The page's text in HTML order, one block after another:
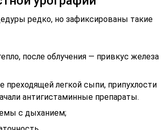
редко, но зафиксированы такие
после облучения — привкус железа
преходящей легкой сыпи, припухлости
антигистаминные препараты.
с дыханием;